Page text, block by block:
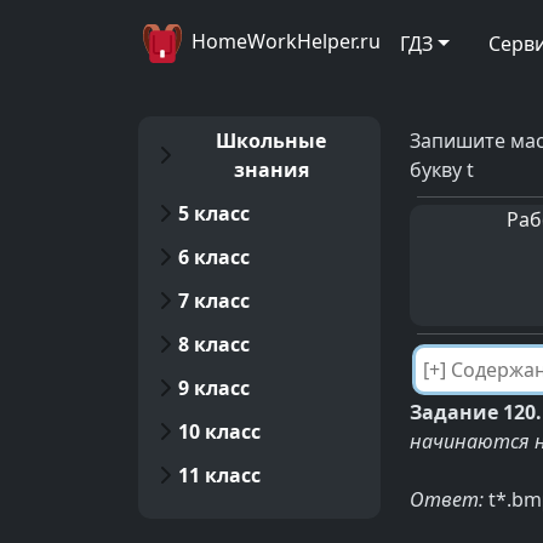
HomeWorkHelper.ru ГДЗ
Школьные
знания
5 класс
6 класс
7 класс
8 класс
9 класс
10 класс
11 класс
Запишите
букву t
Задание 120.
начинаются
Ответ: